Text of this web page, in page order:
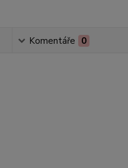
Komentáře 0